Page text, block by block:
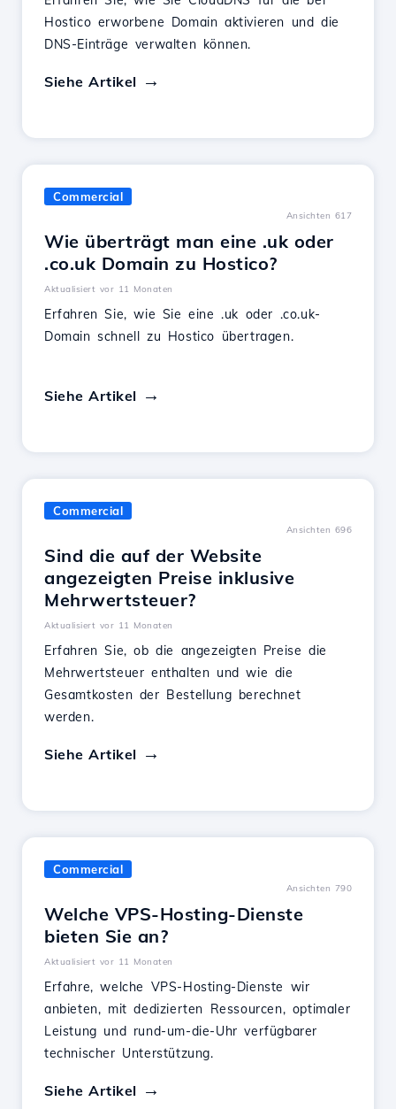
Hostico erworbene Domain aktivieren und die
DNS-Einträge verwalten können.
Siehe Artikel
Commercial
Ansichten 617
Wie überträgt man eine .uk oder
.co.uk Domain zu Hostico?
Aktualisiert vor 11 Monaten
Erfahren Sie, wie Sie eine .uk oder .co.uk-
Domain schnell zu Hostico übertragen.
Siehe Artikel
Commercial
Ansichten 696
Sind die auf der Website
angezeigten Preise inklusive
Mehrwertsteuer?
Aktualisiert vor 11 Monaten
Erfahren Sie, ob die angezeigten Preise die
Mehrwertsteuer enthalten und wie die
Gesamtkosten der Bestellung berechnet
werden.
Siehe Artikel
Commercial
Ansichten 790
Welche VPS-Hosting-Dienste
bieten Sie an?
Aktualisiert vor 11 Monaten
Erfahre, welche VPS-Hosting-Dienste wir
anbieten, mit dedizierten Ressourcen, optimaler
Leistung und rund-um-die-Uhr verfügbarer
technischer Unterstützung.
Siehe Artikel